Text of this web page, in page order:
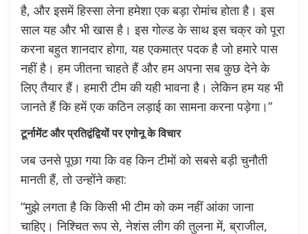
है, और इसमें हिस्सा लेना हमेशा एक बड़ा रोमांच होता है। इस
साल यह और भी खास है। इस गोल्ड के साथ इस चक्र को पूरा
करना बहुत शानदार होगा, यह एकमात्र पदक है जो हमारे पास
नहीं है। हम जीतना चाहते हैं और हम अपना सब कुछ देने के
लिए तैयार हैं। हमारी टीम की यही भावना है। लेकिन हम यह भी
जानते हैं कि हमें एक कठिन लड़ाई का सामना करना पड़ेगा।”
टूर्नामेंट और प्रतिद्वंद्वियों पर एगोनू के विचार
जब उनसे पूछा गया कि वह किन टीमों को सबसे बड़ी चुनौती
मानती हैं, तो उन्होंने कहा:
“मुझे लगता है कि किसी भी टीम को कम नहीं आंका जाना
चाहिए। निश्चित रूप से, नेशंस लीग की तुलना में, ब्राजील,